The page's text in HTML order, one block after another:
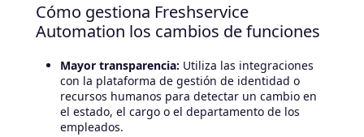
Cómo gestiona Freshservice
Automation los cambios de funciones
Mayor transparencia: Utiliza las integraciones
con la plataforma de gestión de identidad o
recursos humanos para detectar un cambio en
el estado, el cargo o el departamento de los
empleados.